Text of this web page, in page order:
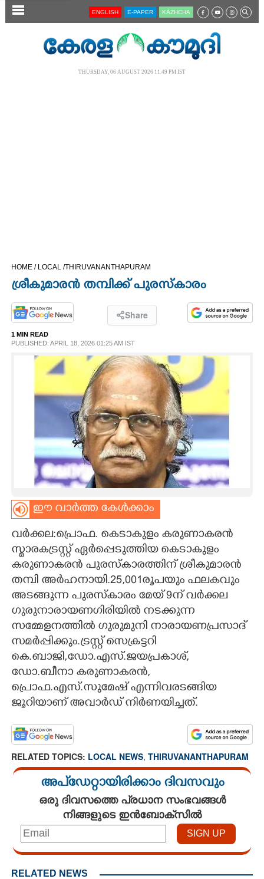
SECTIONS
OPINION
PHOTOS
LIFESTYLE
INFO+
ASTRO
CARTOONS
LITERATURE
ZOOM
CONTACT US
ENGLISH E-PAPER KĀZHCHA
THURSDAY, 06 AUGUST 2026 11.49 PM IST
HOME / LOCAL /THIRUVANANTHAPURAM
ശ്രീകുമാരൻ തമ്പിക്ക് പുരസ്കാരം
Share
1 MIN READ
PUBLISHED: APRIL 18, 2026 01:25 AM IST
ഈ വാർത്ത കേൾക്കാം
വർക്കല:പ്രൊഫ. കെടാകുളം കരുണാകരൻ
സ്മാരകട്രസ്റ്റ് ഏർപ്പെടുത്തിയ കെടാകുളം
കരുണാകരൻ പുരസ്കാരത്തിന് ശ്രീകുമാരൻ
തമ്പി അർഹനായി.25,001രൂപയും ഫലകവും
അടങ്ങുന്ന പുരസ്കാരം മേയ് 9ന് വർക്കല
ഗുരുനാരായണഗിരിയിൽ നടക്കുന്ന
സമ്മേളനത്തിൽ ഗുരുമുനി നാരായണപ്രസാദ്
സമർപ്പിക്കും.ട്രസ്റ്റ് സെക്രട്ടറി
കെ.ബാജി,ഡോ.എസ്.ജയപ്രകാശ്,
ഡോ.ബീനാ കരുണാകരൻ,
പ്രൊഫ.എസ്.സുമേഷ് എന്നിവരടങ്ങിയ
ജൂറിയാണ് അവാർഡ് നിർണയിച്ചത്.
RELATED TOPICS: LOCAL NEWS, THIRUVANANTHAPURAM
അപ്ഡേറ്റായിരിക്കാം ദിവസവും
ഒരു ദിവസത്തെ പ്രധാന സംഭവങ്ങൾ
നിങ്ങളുടെ ഇൻബോക്സിൽ
RELATED NEWS